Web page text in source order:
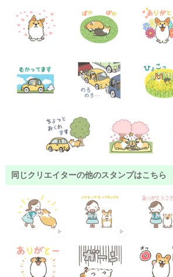
同じクリエイターの他のスタンプはこちら